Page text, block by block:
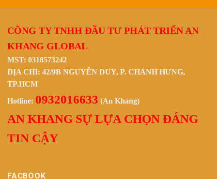
CÔNG TY TNHH ĐẦU TƯ PHÁT TRIỂN AN
KHANG GLOBAL
MST: 0318573242
ĐỊA CHỈ: 42/9B NGUYỄN DUY, P. CHÁNH HƯNG,
TP.HCM
Hotline: 0932016633 (An Khang)
AN KHANG SỰ LỰA CHỌN ĐÁNG
TIN CẬY
FACBOOK